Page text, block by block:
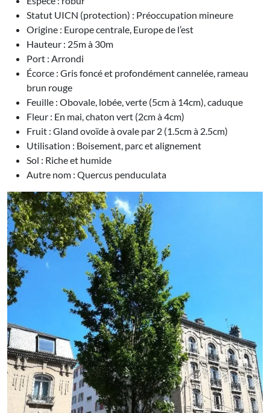
Statut UICN (protection) : Préoccupation mineure
Origine : Europe centrale, Europe de l’est
Hauteur : 25m à 30m
Port : Arrondi
Écorce : Gris foncé et profondément cannelée, rameau
brun rouge
Feuille : Obovale, lobée, verte (5cm à 14cm), caduque
Fleur : En mai, chaton vert (2cm à 4cm)
Fruit : Gland ovoïde à ovale par 2 (1.5cm à 2.5cm)
Utilisation : Boisement, parc et alignement
Sol : Riche et humide
Autre nom : Quercus penduculata